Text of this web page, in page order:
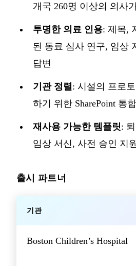
개국 260명 이상의 의사
투명한 의료 인용: 제목,
된 동료 심사 연구, 임상
답변
기관 정렬: 시설의 프로
하기 위한 SharePoint 통합
재사용 가능한 템플릿:
임상 서신, 사전 승인 지원
출시 파트너
기관
Boston Children’s Hospital